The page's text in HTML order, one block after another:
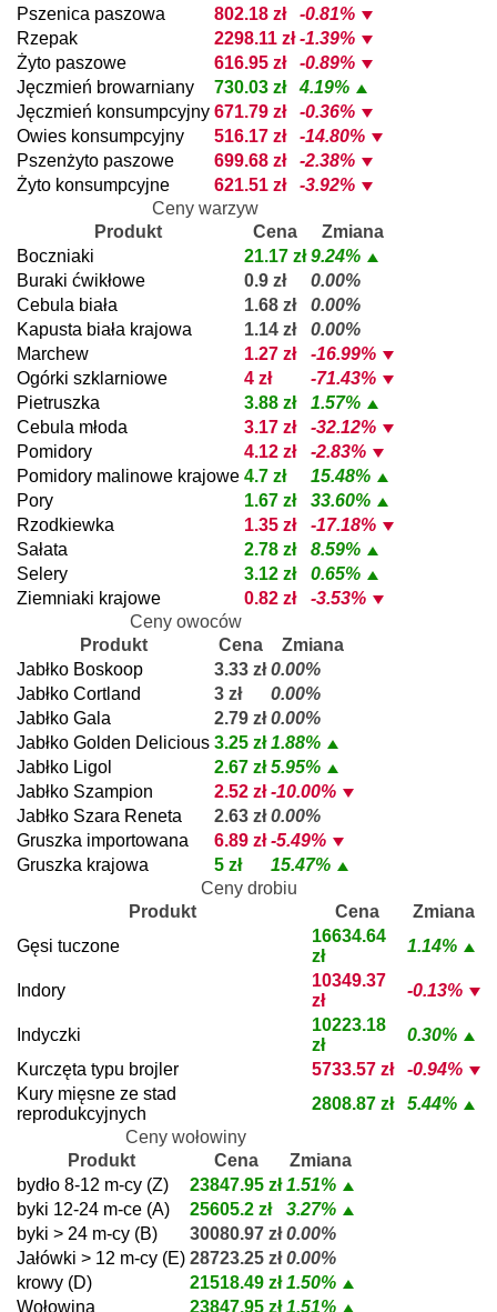
Pszenica paszowa
802.18 zł
-0.81%
Rzepak
2298.11 zł -1.39%
Żyto paszowe
616.95 zł
-0.89%
Jęczmień browarniany
730.03 zł
4.19%
Jęczmień konsumpcyjny 671.79 zł
-0.36%
Owies konsumpcyjny
516.17 zł
-14.80%
Pszenżyto paszowe
699.68 zł
-2.38%
Żyto konsumpcyjne
621.51 zł
-3.92%
Ceny warzyw
Produkt
Cena
Zmiana
Boczniaki
21.17 zł 9.24%
Buraki ćwikłowe
0.9 zł
0.00%
Cebula biała
1.68 zł
0.00%
Kapusta biała krajowa
1.14 zł
0.00%
Marchew
1.27 zł
-16.99%
Ogórki szklarniowe
4 zł
-71.43%
Pietruszka
3.88 zł
1.57%
Cebula młoda
3.17 zł
-32.12%
Pomidory
4.12 zł
-2.83%
Pomidory malinowe krajowe 4.7 zł
15.48%
Pory
1.67 zł
33.60%
Rzodkiewka
1.35 zł
-17.18%
Sałata
2.78 zł
8.59%
Selery
3.12 zł
0.65%
Ziemniaki krajowe
0.82 zł
-3.53%
Ceny owoców
Produkt
Cena
Zmiana
Jabłko Boskoop
3.33 zł 0.00%
Jabłko Cortland
3 zł
0.00%
Jabłko Gala
2.79 zł 0.00%
Jabłko Golden Delicious 3.25 zł 1.88%
Jabłko Ligol
2.67 zł 5.95%
Jabłko Szampion
2.52 zł -10.00%
Jabłko Szara Reneta
2.63 zł 0.00%
Gruszka importowana
6.89 zł -5.49%
Gruszka krajowa
5 zł
15.47%
Ceny drobiu
Produkt
Cena
Zmiana
Gęsi tuczone
16634.64
zł
1.14%
Indory
10349.37
zł
-0.13%
Indyczki
10223.18
zł
0.30%
Kurczęta typu brojler
5733.57 zł
-0.94%
Kury mięsne ze stad
reprodukcyjnych
2808.87 zł
5.44%
Ceny wołowiny
Produkt
Cena
Zmiana
bydło 8-12 m-cy (Z)
23847.95 zł 1.51%
byki 12-24 m-ce (A)
25605.2 zł
3.27%
byki > 24 m-cy (B)
30080.97 zł 0.00%
Jałówki > 12 m-cy (E) 28723.25 zł 0.00%
krowy (D)
21518.49 zł 1.50%
Wołowina
23847.95 zł 1.51%